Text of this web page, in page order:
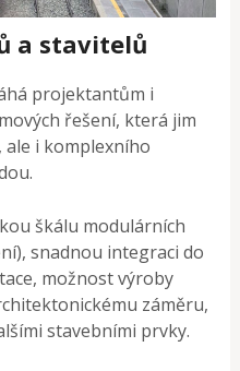
a stavitelů
projektantům i
řešení, která jim
ale i komplexního
škálu modulárních
snadnou integraci do
možnost výroby
záměru,
stavebními prvky.